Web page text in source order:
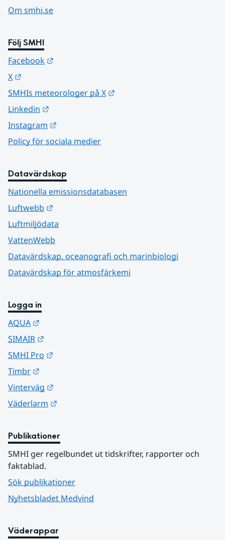
Om smhi.se
Följ SMHI
Facebook
X
SMHIs meteorologer på X
Linkedin
Instagram
Policy för sociala medier
Datavärdskap
Nationella emissionsdatabasen
Luftwebb
Luftmiljödata
VattenWebb
Datavärdskap, oceanografi och marinbiologi
Datavärdskap för atmosfärkemi
Logga in
AQUA
SIMAIR
SMHI Pro
Timbr
Vinterväg
Väderlarm
Publikationer
SMHI ger regelbundet ut tidskrifter, rapporter och
faktablad.
Sök publikationer
Nyhetsbladet Medvind
Väderappar